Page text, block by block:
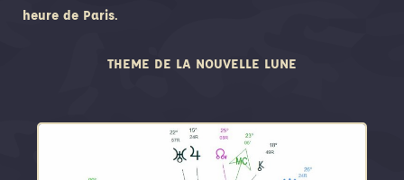
heure de Paris.
THEME DE LA NOUVELLE LUNE